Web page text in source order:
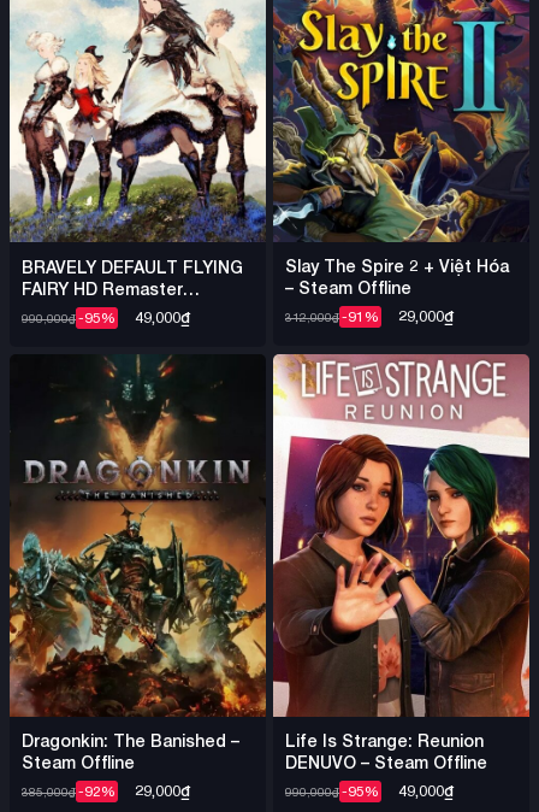
BRAVELY DEFAULT FLYING
FAIRY HD Remaster
DENUVO – Steam Offline
990,000₫-95% 49,000₫
Slay The Spire 2 + Việt Hóa
– Steam Offline
312,000₫-91% 29,000₫
Dragonkin: The Banished –
Steam Offline
385,000₫-92% 29,000₫
Life Is Strange: Reunion
DENUVO – Steam Offline
990,000₫-95% 49,000₫